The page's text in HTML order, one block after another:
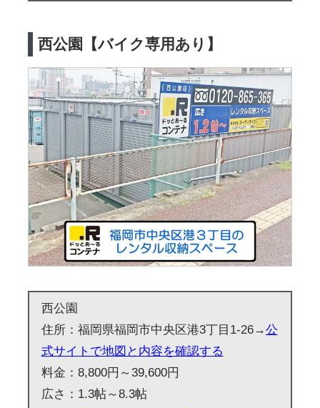
西公園【バイク専用あり】
西公園
住所：福岡県福岡市中央区港3丁目1-26→公
式サイトで地図と内容を確認する
料金：8,800円～39,600円
広さ：1.3帖～8.3帖